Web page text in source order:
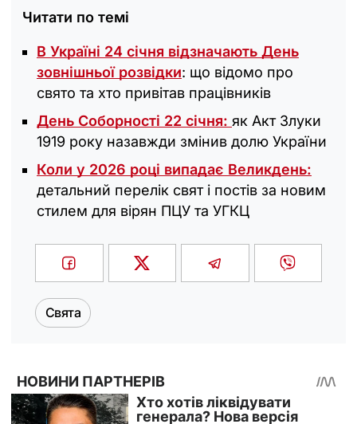
Читати по темі
В Україні 24 січня відзначають День
зовнішньої розвідки: що відомо про
свято та хто привітав працівників
День Соборності 22 січня: як Акт Злуки
1919 року назавжди змінив долю України
Коли у 2026 році випадає Великдень:
детальний перелік свят і постів за новим
стилем для вірян ПЦУ та УГКЦ
Свята